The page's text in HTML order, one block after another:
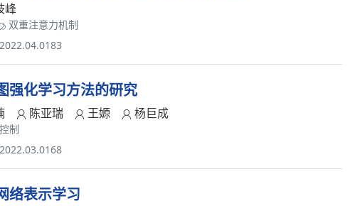
峰
双重注意力机制
强化学习方法的研究
陈亚瑞 王嫄 杨巨成
制
络表示学习